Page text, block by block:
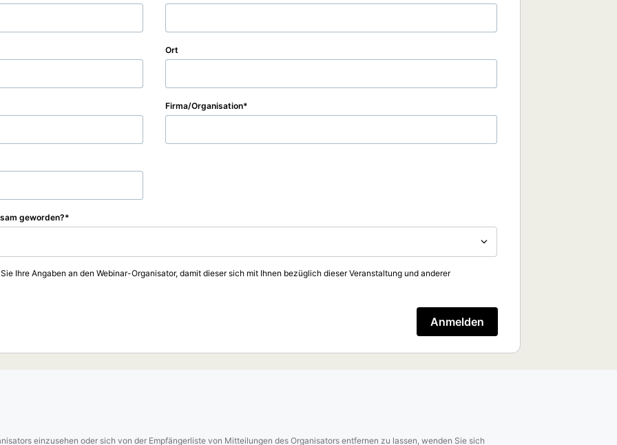
Ort
Firma/Organisation
geworden?
Ihre Angaben an den Webinar-Organisator, damit dieser sich mit Ihnen bezüglich dieser Veranstaltung und anderer
Anmelden
einzusehen oder sich von der Empfängerliste von Mitteilungen des Organisators entfernen zu lassen, wenden Sie sich